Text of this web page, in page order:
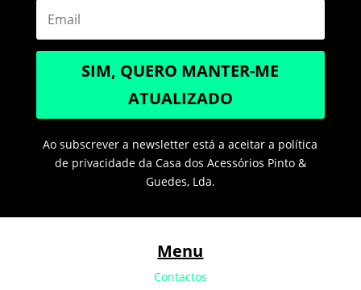
SIM, QUERO MANTER-ME
ATUALIZADO
Ao subscrever a newsletter está a aceitar a política
de privacidade da Casa dos Acessórios Pinto &
Guedes, Lda.
Menu
Contactos